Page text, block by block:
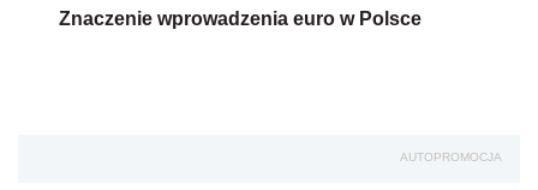
Znaczenie wprowadzenia euro w Polsce
AUTOPROMOCJA